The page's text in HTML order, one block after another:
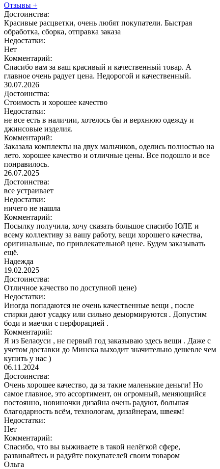
Отзывы +
Достоинства:
Красивые расцветки, очень любят покупатели. Быстрая
обработка, сборка, отправка заказа
Недостатки:
Нет
Комментарий:
Спасибо вам за ваш красивый и качественный товар. А
главное очень радует цена. Недорогой и качественный.
30.07.2026
Достоинства:
Стоимость и хорошее качество
Недостатки:
не все есть в наличии, хотелось бы и верхнюю одежду и
джинсовые изделия.
Комментарий:
Заказала комплекты на двух мальчиков, оделись полностью на
лето. хорошее качество и отличные цены. Все подошло и все
понравилось.
26.07.2025
Достоинства:
все устраивает
Недостатки:
ничего не нашла
Комментарий:
Посылку получила, хочу сказать большое спасибо ЮЛЕ и
всему коллективу за вашу работу, вещи хорошего качества,
оригинальные, по привлекательной цене. Будем заказывать
ещё.
Надежда
19.02.2025
Достоинства:
Отличное качество по доступной цене)
Недостатки:
Иногда попадаются не очень качественные вещи , после
стирки дают усадку или сильно деыормируются . Допустим
боди и маечки с перфорацией .
Комментарий:
Я из Белаоуси , не первый год заказываю здесь вещи . Даже с
учетом доставки до Минска выходит значительно дешевле чем
купить у нас )
06.11.2024
Достоинства:
Очень хорошее качество, да за такие маленькие деньги! Но
самое главное, это ассортимент, он огромный, меняющийся
постоянно, новиночки дизайна очень радуют, большая
благодарность всём, технологам, дизайнерам, швеям!
Недостатки:
Нет
Комментарий:
Спасибо, что вы выживаете в такой нелёгкой сфере,
развивайтесь и радуйте покупателей своим товаром
Ольга